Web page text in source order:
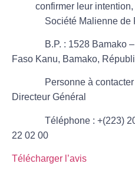
confirmer leur
Société Malienne de
B.P. : 1528 Bamako –
Faso Kanu, Bamako,
Personne à contacter
Directeur Général
Téléphone : +(223) 20
22 02 00
Télécharger l’avis